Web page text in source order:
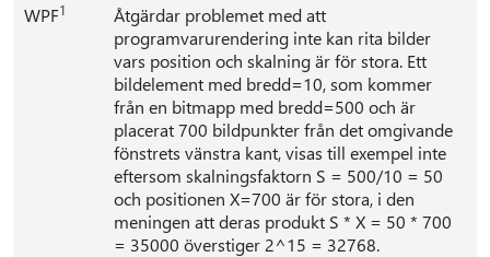
WPF1
Åtgärdar problemet med att
programvarurendering inte kan rita bilder
vars position och skalning är för stora. Ett
bildelement med bredd=10, som kommer
från en bitmapp med bredd=500 och är
placerat 700 bildpunkter från det omgivande
fönstrets vänstra kant, visas till exempel inte
eftersom skalningsfaktorn S = 500/10 = 50
och positionen X=700 är för stora, i den
meningen att deras produkt S * X = 50 * 700
= 35000 överstiger 2^15 = 32768.